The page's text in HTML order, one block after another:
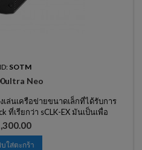
SOTM
Neo
เล่นเครือข่ายขนาดเล็กที่ได้รับการ
ที่เรียกว่า sCLK-EX มันเป็นเพื่อ
าคาของผลิตภัณฑ์กำจัดคุณสมบัติที่ไม่
นไปที่เสียงที่มีคุณภาพสูง
คา
ใส่ตะกร้า